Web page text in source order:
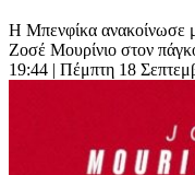
Η Μπενφίκα ανακοίνωσε
Ζοσέ Μουρίνιο στον
19:44 | Πέμπτη 18